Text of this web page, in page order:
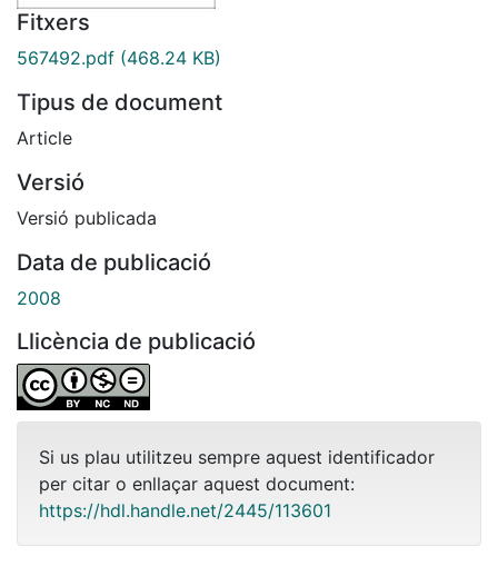
Fitxers
567492.pdf (468.24 KB)
Tipus de document
Article
Versió
Versió publicada
Data de publicació
2008
Llicència de publicació
Si us plau utilitzeu sempre aquest identificador
per citar o enllaçar aquest document:
https://hdl.handle.net/2445/113601